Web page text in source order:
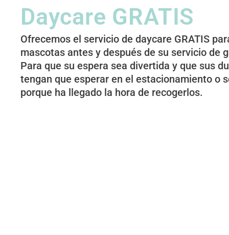
Daycare GRATIS
Ofrecemos el servicio de daycare GRATIS
mascotas antes y después de su servicio de
Para que su espera sea divertida y que sus
tengan que esperar en el estacionamiento o
porque ha llegado la hora de recogerlos.